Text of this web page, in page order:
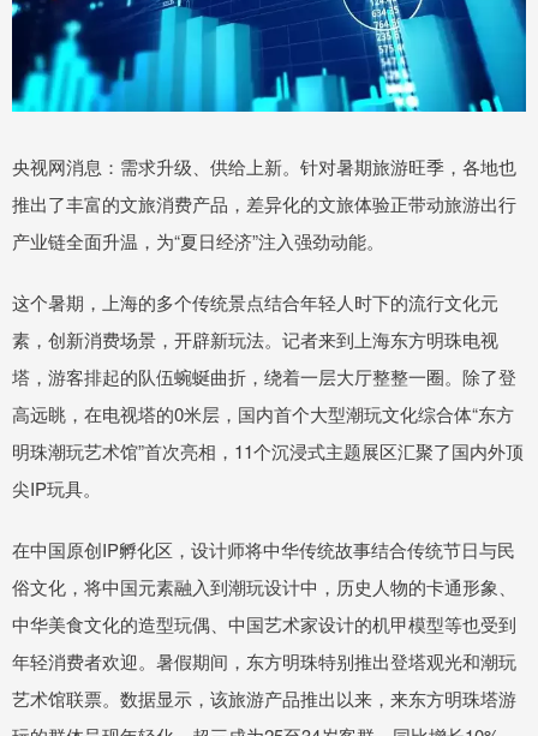
央视网消息：需求升级、供给上新。针对暑期旅游旺季，各地也
推出了丰富的文旅消费产品，差异化的文旅体验正带动旅游出行
产业链全面升温，为“夏日经济”注入强劲动能。
这个暑期，上海的多个传统景点结合年轻人时下的流行文化元
素，创新消费场景，开辟新玩法。记者来到上海东方明珠电视
塔，游客排起的队伍蜿蜒曲折，绕着一层大厅整整一圈。除了登
高远眺，在电视塔的0米层，国内首个大型潮玩文化综合体“东方
明珠潮玩艺术馆”首次亮相，11个沉浸式主题展区汇聚了国内外顶
尖IP玩具。
在中国原创IP孵化区，设计师将中华传统故事结合传统节日与民
俗文化，将中国元素融入到潮玩设计中，历史人物的卡通形象、
中华美食文化的造型玩偶、中国艺术家设计的机甲模型等也受到
年轻消费者欢迎。暑假期间，东方明珠特别推出登塔观光和潮玩
艺术馆联票。数据显示，该旅游产品推出以来，来东方明珠塔游